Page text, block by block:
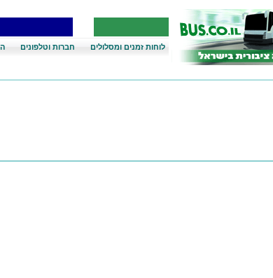
לוחות זמנים ומסלולים חברות וטלפונים